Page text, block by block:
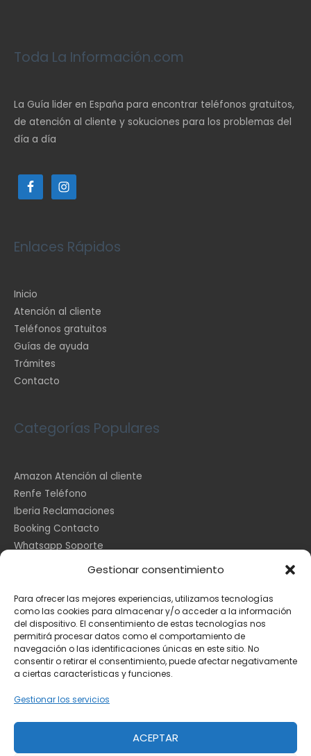
Gestionar consentimiento
Para ofrecer las mejores experiencias, utilizamos tecnologías
como las cookies para almacenar y/o acceder a la información
del dispositivo. El consentimiento de estas tecnologías nos
permitirá procesar datos como el comportamiento de
navegación o las identificaciones únicas en este sitio. No
consentir o retirar el consentimiento, puede afectar negativamente
a ciertas características y funciones.
Gestionar los servicios
ACEPTAR
Toda La Información.com
La Guía lider en España para encontrar teléfonos gratuitos,
de atención al cliente y sokuciones para los problemas del
día a día
Enlaces Rápidos
Inicio
Atención al cliente
Teléfonos gratuitos
Guías de ayuda
Trámites
Contacto
Categorías Populares
Amazon Atención al cliente
Renfe Teléfono
Iberia Reclamaciones
Booking Contacto
Whatsapp Soporte
Información Legal
Aviso Legal